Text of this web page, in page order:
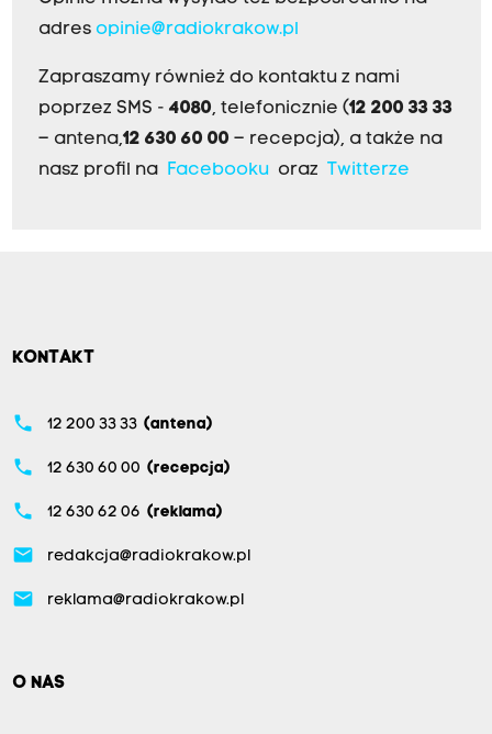
adres opinie@radiokrakow.pl
Zapraszamy również do kontaktu z nami
poprzez SMS - 4080, telefonicznie (12 200 33 33
– antena,12 630 60 00 – recepcja), a także na
nasz profil na
Facebookuoraz Twitterze
KONTAKT
phone 12 200 33 33 (antena)
phone 12 630 60 00 (recepcja)
phone 12 630 62 06 (reklama)
email redakcja@radiokrakow.pl
email reklama@radiokrakow.pl
O NAS